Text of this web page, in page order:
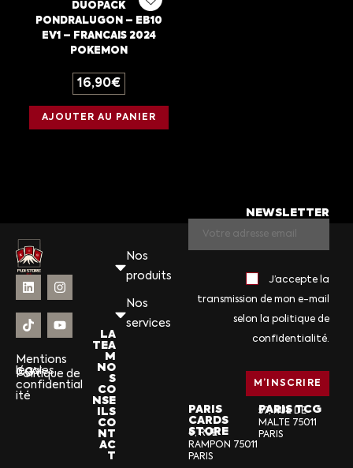
DUOPACK
PONDRALUGON – EB10
EV1 – FRANCAIS 2024
POKEMON
16,90€
AJOUTER AU PANIER
Mentions
légales
CGV
Politique de
confidential
ité
Nos
produits
Nos
services
LA
TEA
M
NO
S
CO
NSE
ILS
CO
NT
AC
T
NEWSLETTER
J’accepte la
transmission de mon e-mail
selon la politique de
confidentialité.
PARIS
CARDS
STORE
6, RUE
RAMPON 75011
PARIS
PARIS TCG
57, RUE DE
MALTE 75011
PARIS